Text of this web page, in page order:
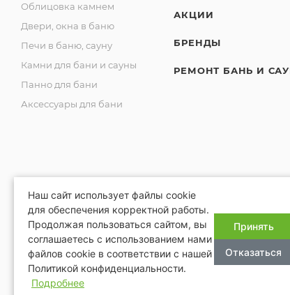
Облицовка камнем
Двери, окна в баню
Печи в баню, сауну
Камни для бани и сауны
Панно для бани
Аксессуары для бани
АКЦИИ
БРЕНДЫ
РЕМОНТ БАНЬ И
2026 © Благопар
Наш сайт использует файлы cookie
для обеспечения корректной работы.
Продолжая пользоваться сайтом, вы
соглашаетесь с использованием нами
файлов cookie в соответствии с нашей
Политикой конфиденциальности.
Подробнее
Принять
Отказаться